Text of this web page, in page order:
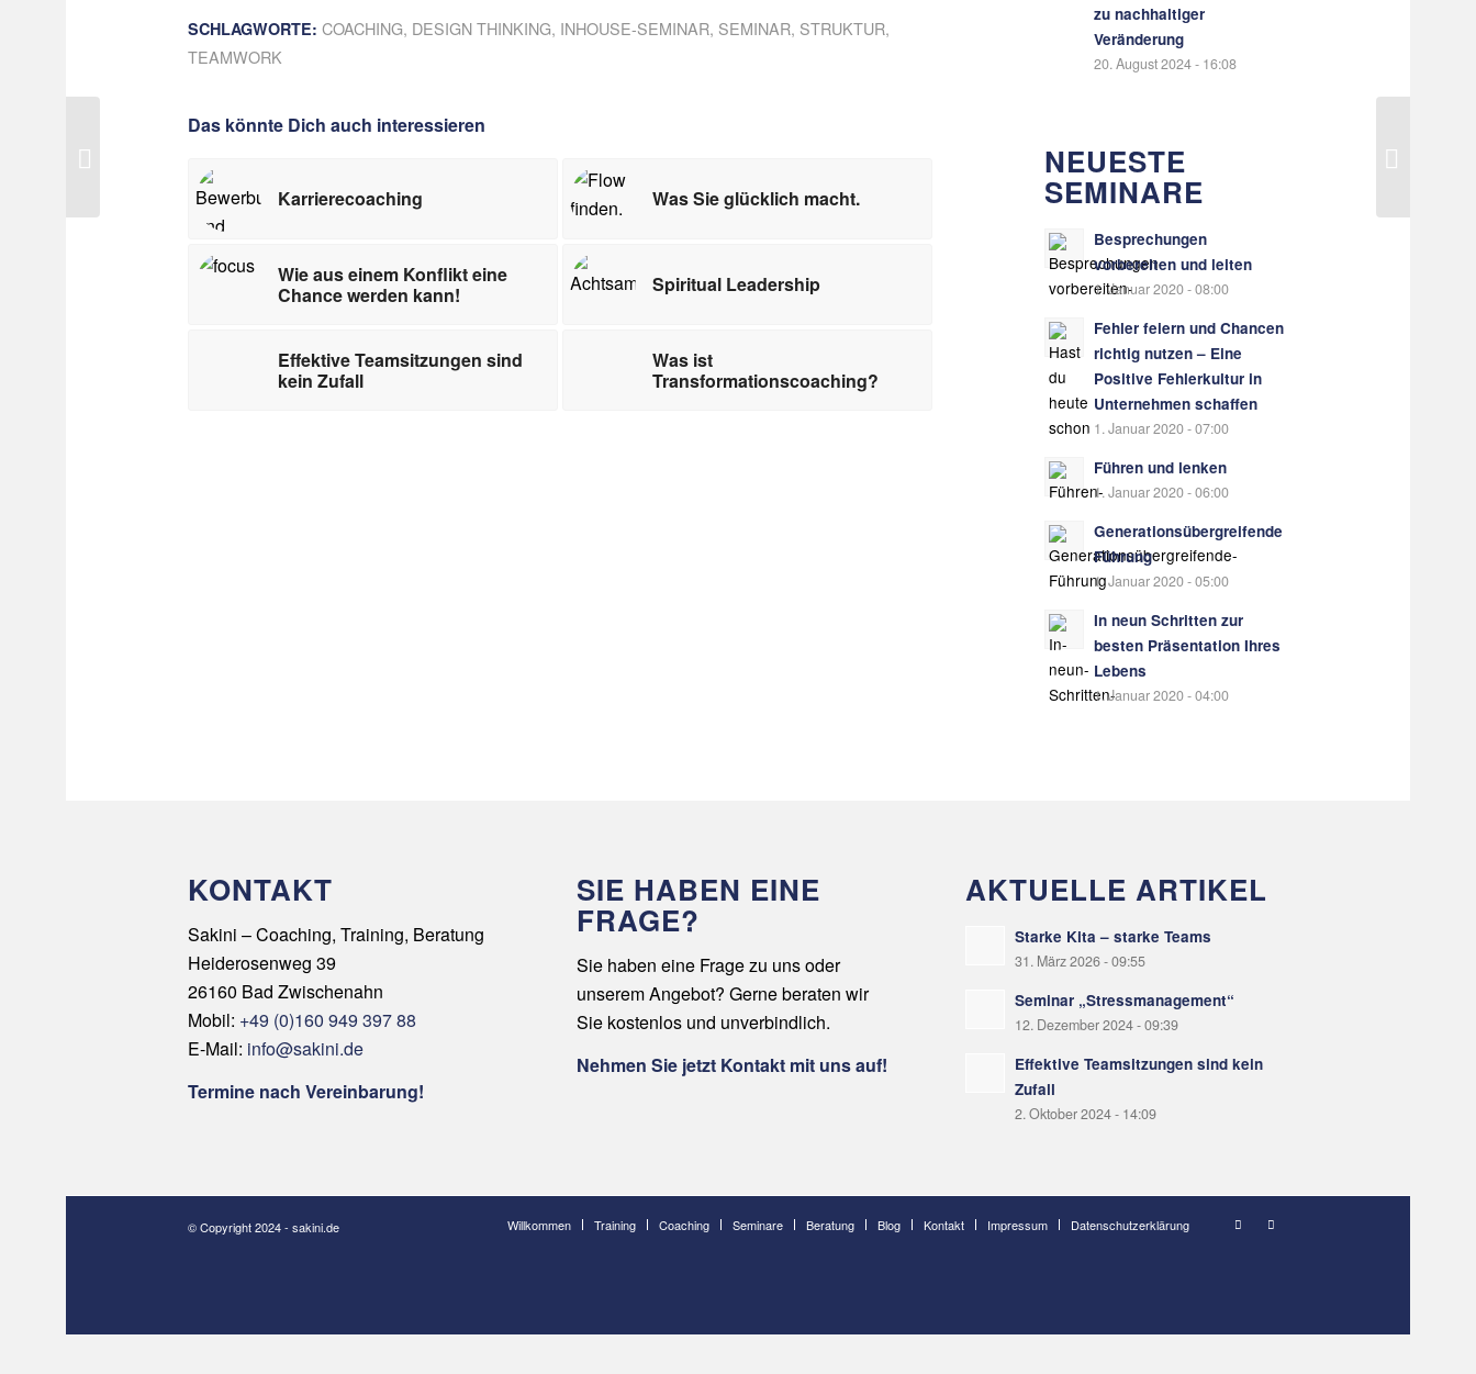
SCHLAGWORTE: COACHING, DESIGN THINKING, INHOUSE-SEMINAR, SEMINAR, STRUKTUR,
TEAMWORK
Das könnte Dich auch interessieren
Karrierecoaching Was Sie glücklich macht.
Wie aus einem Konflikt eine
Chance werden kann!
Spiritual Leadership
Effektive Teamsitzungen sind
kein Zufall
Was ist
Transformationscoaching?
zu nachhaltiger
Veränderung
20. August 2024 - 16:08
NEUESTE
SEMINARE
Besprechungen
vorbereiten und leiten
1. Januar 2020 - 08:00
Fehler feiern und Chancen
richtig nutzen – Eine
Positive Fehlerkultur in
Unternehmen schaffen
1. Januar 2020 - 07:00
Führen und lenken
1. Januar 2020 - 06:00
Generationsübergreifende
Führung
1. Januar 2020 - 05:00
In neun Schritten zur
besten Präsentation Ihres
Lebens
1. Januar 2020 - 04:00
KONTAKT
Sakini – Coaching, Training, Beratung
Heiderosenweg 39
26160 Bad Zwischenahn
Mobil: +49 (0)160 949 397 88
E-Mail: info@sakini.de
Termine nach Vereinbarung!
SIE HABEN EINE
FRAGE?
Sie haben eine Frage zu uns oder
unserem Angebot? Gerne beraten wir
Sie kostenlos und unverbindlich.
Nehmen Sie jetzt Kontakt mit uns auf!
AKTUELLE ARTIKEL
Starke Kita – starke Teams
31. März 2026 - 09:55
Seminar „Stressmanagement“
12. Dezember 2024 - 09:39
Effektive Teamsitzungen sind kein
Zufall
2. Oktober 2024 - 14:09
© Copyright 2024 - sakini.de Willkommen Training Coaching Seminare Beratung Blog Kontakt Impressum Datenschutzerklärung
Strukturiertes
Mitarbeiterbindung